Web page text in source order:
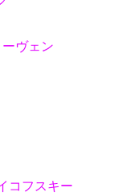
ヴェン
コフスキー